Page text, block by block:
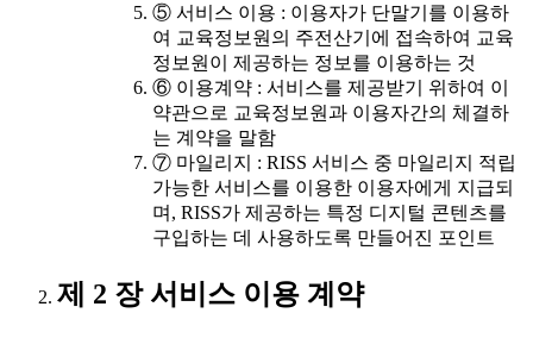
⑤ 서비스 이용 : 이용자가 단말기를 이용하
여 교육정보원의 주전산기에 접속하여 교육
정보원이 제공하는 정보를 이용하는 것
⑥ 이용계약 : 서비스를 제공받기 위하여 이
약관으로 교육정보원과 이용자간의 체결하
는 계약을 말함
⑦ 마일리지 : RISS 서비스 중 마일리지 적립
가능한 서비스를 이용한 이용자에게 지급되
며, RISS가 제공하는 특정 디지털 콘텐츠를
구입하는 데 사용하도록 만들어진 포인트
제 2 장 서비스 이용 계약